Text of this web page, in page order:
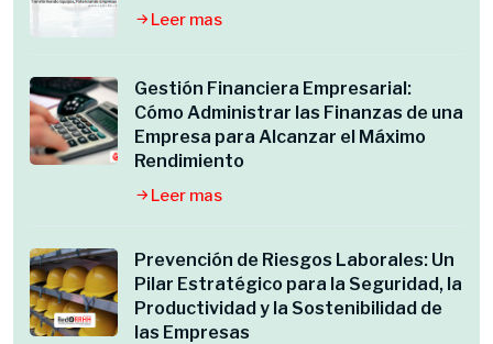
Leer mas
Gestión Financiera Empresarial:
Cómo Administrar las Finanzas de una
Empresa para Alcanzar el Máximo
Rendimiento
Leer mas
Prevención de Riesgos Laborales: Un
Pilar Estratégico para la Seguridad, la
Productividad y la Sostenibilidad de
las Empresas